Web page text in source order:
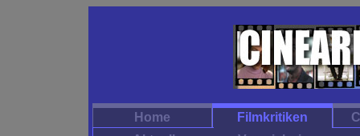
Home Filmkritiken